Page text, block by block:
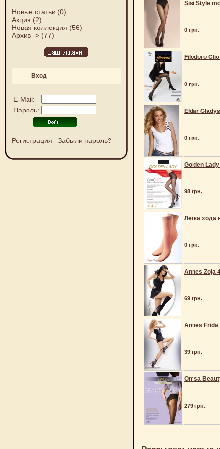
Новые статьи (0)
Акция (2)
Новая коллекция (56)
Архив -> (77)
Вход
E-Mail:
Пароль:
Регистрация | Забыли пароль?
Sisi Style
0 грн.
Filodoro
0 грн.
Eldar Gladys
0 грн.
Golden
98 грн.
Легка хода
0 грн.
Annes Zoja
69 грн.
Annes Frida
39 грн.
Omsa
279 грн.